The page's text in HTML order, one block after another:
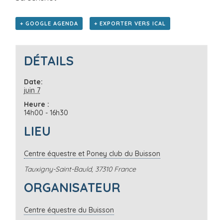
+ GOOGLE AGENDA + EXPORTER VERS ICAL
DÉTAILS
Date:
juin 7
Heure :
14h00 - 16h30
LIEU
Centre équestre et Poney club du Buisson
Tauxigny-Saint-Bauld, 37310 France
ORGANISATEUR
Centre équestre du Buisson